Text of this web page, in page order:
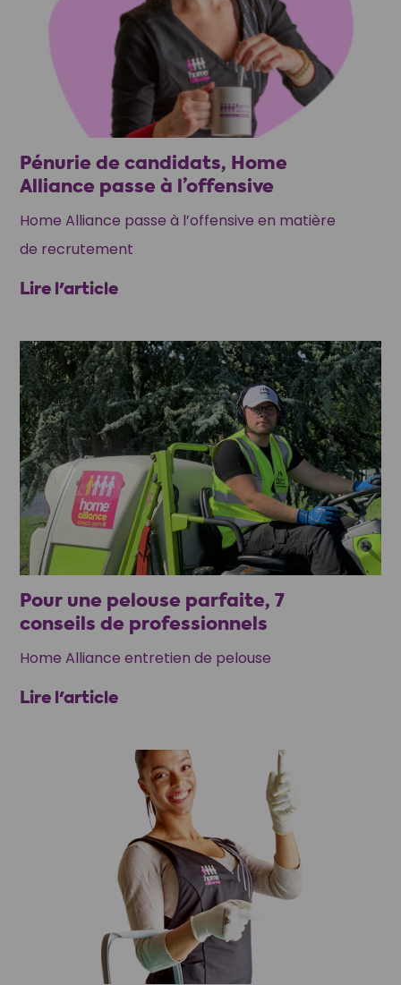
Pénurie de candidats, Home
Alliance passe à l’offensive
Home Alliance passe à l’offensive en matière
de recrutement
Lire l'article
Pour une pelouse parfaite, 7
conseils de professionnels
Home Alliance entretien de pelouse
Lire l'article